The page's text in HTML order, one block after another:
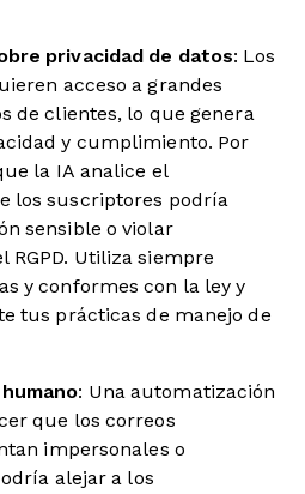
privacidad de datos: Los
acceso a grandes
de clientes, lo que genera
y cumplimiento. Por
la IA analice el
los suscriptores podría
sensible o violar
RGPD. Utiliza siempre
y conformes con la ley y
tus prácticas de manejo de
: Una automatización
que los correos
impersonales o
alejar a los